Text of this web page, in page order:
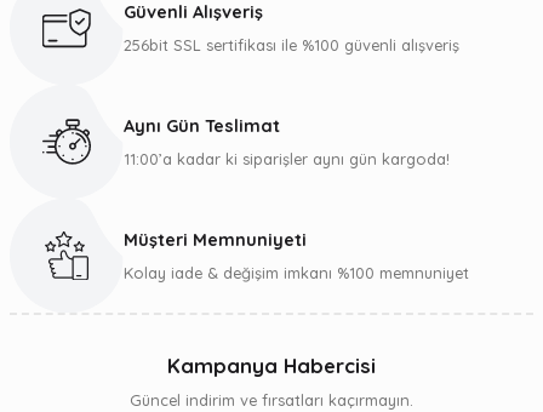
Güvenli Alışveriş
256bit SSL sertifikası ile %100 güvenli alışveriş
Aynı Gün Teslimat
11:00’a kadar ki siparişler aynı gün kargoda!
Müşteri Memnuniyeti
Kolay iade & değişim imkanı %100 memnuniyet
Kampanya Habercisi
Güncel indirim ve fırsatları kaçırmayın.